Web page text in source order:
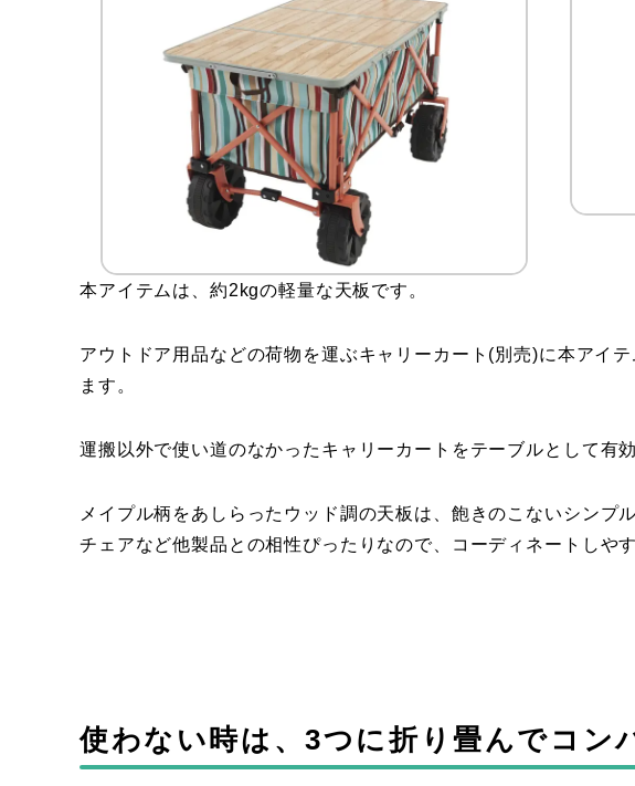
本アイテムは、約2kgの軽量な天板です。
アウトドア用品などの荷物を運ぶキャリーカート(別売)に本アイ
ます。
運搬以外で使い道のなかったキャリーカートをテーブルとして有
メイプル柄をあしらったウッド調の天板は、飽きのこないシンプ
チェアなど他製品との相性ぴったりなので、コーディネートしやす
使わない時は、3つに折り畳んでコン